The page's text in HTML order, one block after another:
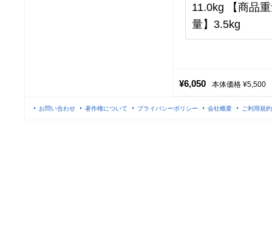
11.0kg 【商品
量】3.5kg
¥6,050 本体価格 ¥5,500
お問い合わせ 著作権について プライバシーポリシー 会社概要 ご利用規約